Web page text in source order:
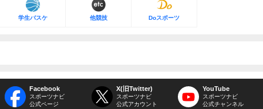
学生バスケ 他競技 Doスポーツ
Facebook
スポーツナビ
公式ページ
X(旧Twitter)
スポーツナビ
公式アカウント
YouTube
スポーツナビ
公式チャンネル